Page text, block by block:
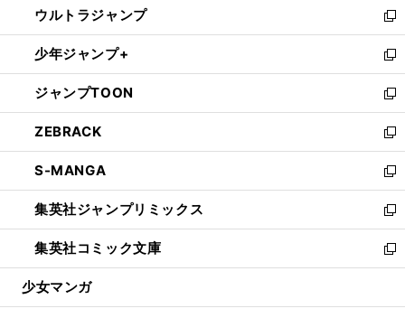
く
で
開
く
ド
ウ
で
開
く
ィ
ン
ド
ウ
で
開
く
い
ウ
ィ
ン
ド
ウ
で
開
く
ウルトラジャンプ
新
し
い
ウ
ィ
ン
ド
ウ
で
開
く
少年ジャンプ+
新
し
い
ウ
ィ
ン
ド
ウ
で
開
く
ジャンプTOON
新
し
い
ウ
ィ
ン
ド
ウ
で
開
ZEBRACK
新
し
い
ウ
ィ
ン
ド
ウ
開
S-MANGA
新
し
い
ウ
ィ
ン
ウ
集英社ジャンプリミックス
新
し
い
ウ
ン
集英社コミック文庫
新
し
ウ
少女マンガ